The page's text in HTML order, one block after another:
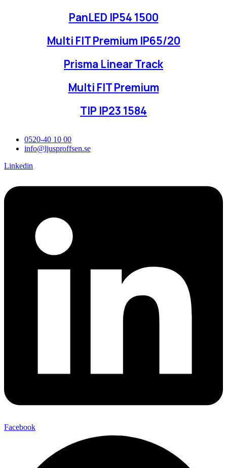
PanLED IP54 1500
Multi FIT Premium IP65/20
Prisma Linear Track
Multi FIT Premium
TIP IP23 1584
0520-40 10 00
info@ljusproffsen.se
Linkedin
Facebook